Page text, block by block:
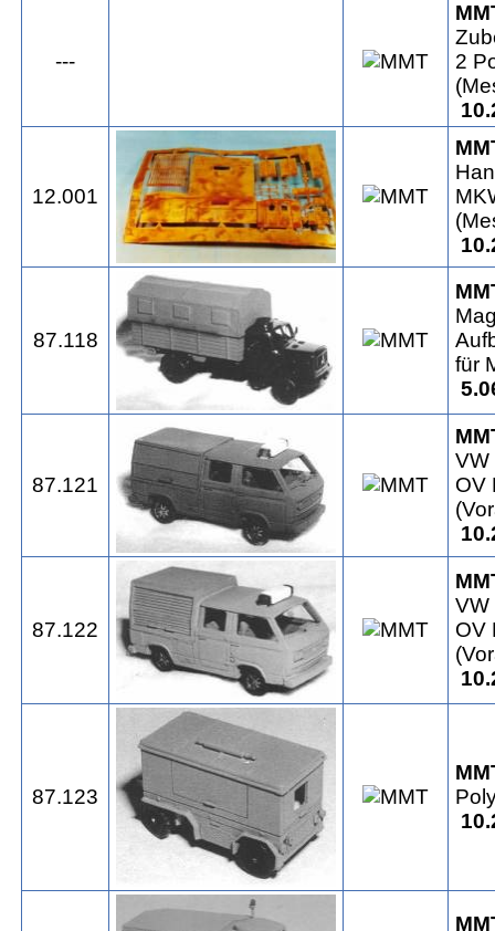
---
2
12.001
87.118
für
87.121
VW
OV
87.122
VW
OV
87.123